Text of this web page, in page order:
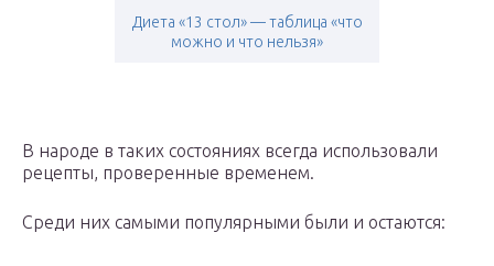
Диета «13 стол» — таблица «что
можно и что нельзя»
В народе в таких состояниях всегда использовали
рецепты, проверенные временем.
Среди них самыми популярными были и остаются: